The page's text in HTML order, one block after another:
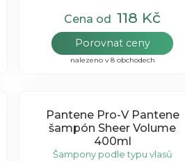
Cena od 118 Kč
Porovnat ceny
nalezeno v 8 obchodech
Pantene Pro-V Pantene
šampón Sheer Volume
400ml
Šampony podle typu vlasů